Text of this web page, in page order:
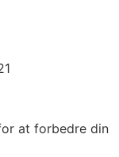
at forbedre din